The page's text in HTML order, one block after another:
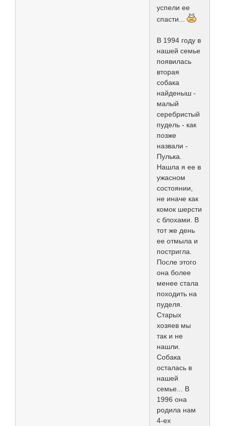
успели ее
спасти...
В 1994 году в
нашей семье
появилась
вторая
собака
найденыш -
малый
серебристый
пудель - как
позже
назвали -
Пулька.
Нашла я ее в
ужасном
состоянии,
не иначе как
комок шерсти
с блохами. В
тот же день
ее отмыла и
постригла.
После этого
она более
менее стала
походить на
пуделя.
Старых
хозяев мы
так и не
нашли.
Собака
осталась в
нашей
семье... В
1996 она
родила нам
4-ех